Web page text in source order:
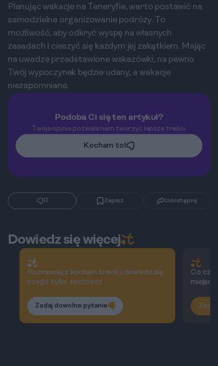
Planując wakacje na Teneryfie, warto postawić na
samodzielne organizowanie podróży. To
możliwość, aby odkryć wyspę na własnych
zasadach i cieszyć się każdym jej zakątkiem. Mając
na uwadze przedstawione wskazówki, na pewno
Twój wypoczynek będzie udany, a wakacje
niezapomniane.
Podoba Ci się ten artykuł?
Twoja opinia pozwala nam tworzyć lepsze treści.
Kocham to!
0 Zapisz Udostępnij
Dowiedz się więcej
Rozmawiaj z kocham.travel i dowiedz się
czego tylko zechcesz
Zadaj dowolne pytanie
Co